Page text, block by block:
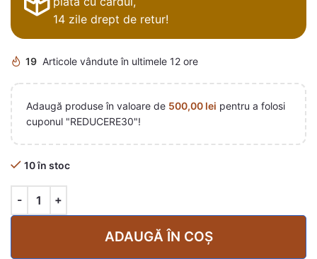
14 zile drept de retur!
19 Articole vândute în ultimele 12 ore
Adaugă produse în valoare de 500,00 lei pentru a folosi
cuponul "REDUCERE30"!
10 în stoc
ADAUGĂ ÎN COȘ